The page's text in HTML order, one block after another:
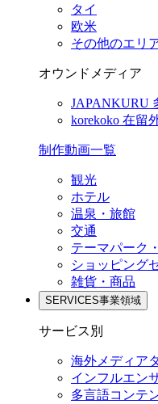
タイ
欧米
その他のエリ
オウンドメディア
JAPANKURU
korekoko 在留
制作動画一覧
観光
ホテル
温泉・旅館
交通
テーマパーク
ショッピング
雑貨・商品
SERVICES事業領域
サービス別
海外メディア
インフルエン
多言語コンテ